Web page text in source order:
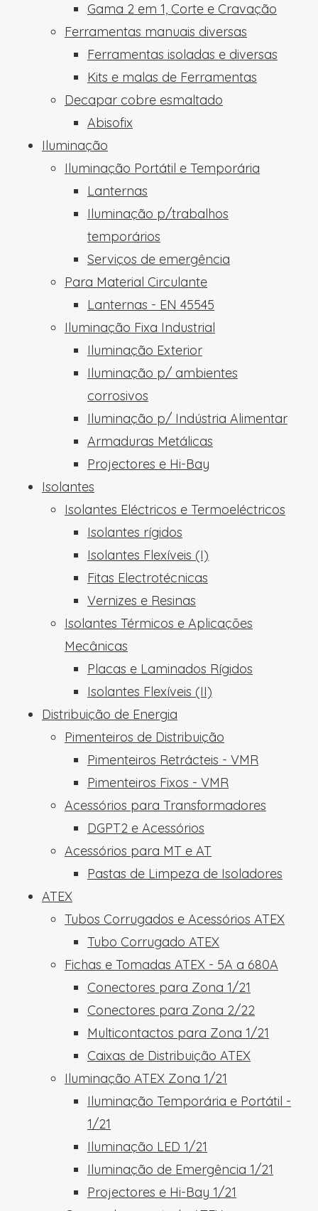
Gama 2 em 1, Corte e Cravação
Ferramentas manuais diversas
Ferramentas isoladas e diversas
Kits e malas de Ferramentas
Decapar cobre esmaltado
Abisofix
Iluminação
Iluminação Portátil e Temporária
Lanternas
Iluminação p/trabalhos
temporários
Serviços de emergência
Para Material Circulante
Lanternas - EN 45545
Iluminação Fixa Industrial
Iluminação Exterior
Iluminação p/ ambientes
corrosivos
Iluminação p/ Indústria Alimentar
Armaduras Metálicas
Projectores e Hi-Bay
Isolantes
Isolantes Eléctricos e Termoeléctricos
Isolantes rígidos
Isolantes Flexíveis (I)
Fitas Electrotécnicas
Vernizes e Resinas
Isolantes Térmicos e Aplicações
Mecânicas
Placas e Laminados Rígidos
Isolantes Flexíveis (II)
Distribuição de Energia
Pimenteiros de Distribuição
Pimenteiros Retrácteis - VMR
Pimenteiros Fixos - VMR
Acessórios para Transformadores
DGPT2 e Acessórios
Acessórios para MT e AT
Pastas de Limpeza de Isoladores
ATEX
Tubos Corrugados e Acessórios ATEX
Tubo Corrugado ATEX
Fichas e Tomadas ATEX - 5A a 680A
Conectores para Zona 1/21
Conectores para Zona 2/22
Multicontactos para Zona 1/21
Caixas de Distribuição ATEX
Iluminação ATEX Zona 1/21
Iluminação Temporária e Portátil -
1/21
Iluminação LED 1/21
Iluminação de Emergência 1/21
Projectores e Hi-Bay 1/21